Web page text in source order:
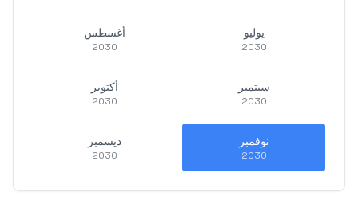
يوليو
2030
أغسطس
2030
سبتمبر
2030
أكتوبر
2030
نوفمبر
2030
ديسمبر
2030